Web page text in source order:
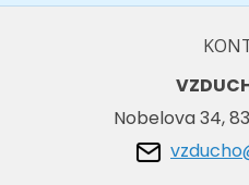
Nobelova 34,